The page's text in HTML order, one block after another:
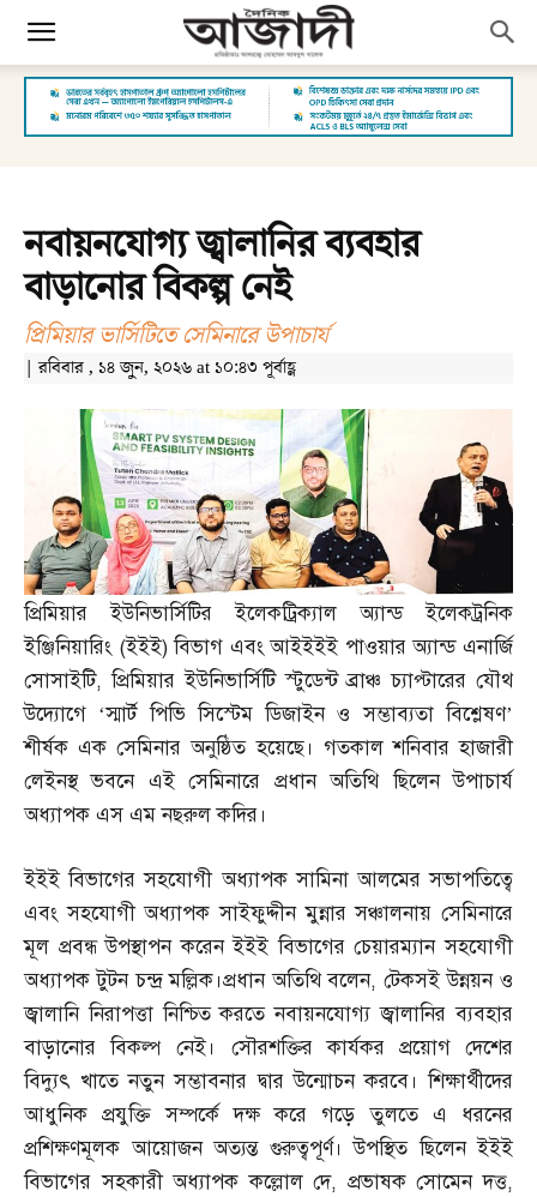
নবায়নযোগ্য জ্বালানির ব্যবহার
বাড়ানোর বিকল্প নেই
প্রিমিয়ার ভার্সিটিতে সেমিনারে উপাচার্য
| রবিবার , ১৪ জুন, ২০২৬ at ১০:৪৩ পূর্বাহ্ণ
প্রিমিয়ার ইউনিভার্সিটির ইলেকট্রিক্যাল অ্যান্ড ইলেকট্রনিক
ইঞ্জিনিয়ারিং (ইইই)বিভাগ এবং আইইইই পাওয়ার অ্যান্ড এনার্জি
সোসাইটি,প্রিমিয়ার ইউনিভার্সিটি স্টুডেন্ট ব্রাঞ্চ চ্যাপ্টারের যৌথ
উদ্যোগে ‘স্মার্ট পিভি সিস্টেম ডিজাইন ও সম্ভাব্যতা বিশ্লেষণ’
শীর্ষক এক সেমিনার অনুষ্ঠিত হয়েছে। গতকাল শনিবার হাজারী
লেইনস্থ ভবনে এই সেমিনারে প্রধান অতিথি ছিলেন উপাচার্য
অধ্যাপক এস এম নছরুল কদির।
ইইই বিভাগের সহযোগী অধ্যাপক সামিনা আলমের সভাপতিত্বে
এবং সহযোগী অধ্যাপক সাইফুদ্দীন মুন্নার সঞ্চালনায় সেমিনারে
মূল প্রবন্ধ উপস্থাপন করেন ইইই বিভাগের চেয়ারম্যান সহযোগী
অধ্যাপক টুটন চন্দ্র মল্লিক।প্রধান অতিথি বলেন,টেকসই উন্নয়ন ও
জ্বালানি নিরাপত্তা নিশ্চিত করতে নবায়নযোগ্য জ্বালানির ব্যবহার
বাড়ানোর বিকল্প নেই। সৌরশক্তির কার্যকর প্রয়োগ দেশের
বিদ্যুৎ খাতে নতুন সম্ভাবনার দ্বার উন্মোচন করবে। শিক্ষার্থীদের
আধুনিক প্রযুক্তি সম্পর্কে দক্ষ করে গড়ে তুলতে এ ধরনের
প্রশিক্ষণমূলক আয়োজন অত্যন্ত গুরুত্বপূর্ণ। উপস্থিত ছিলেন ইইই
বিভাগের সহকারী অধ্যাপক কল্লোল দে, প্রভাষক সোমেন দত্ত,